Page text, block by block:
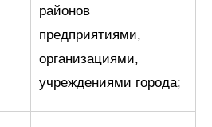
районов
предприятиями,
организациями,
учреждениями города;